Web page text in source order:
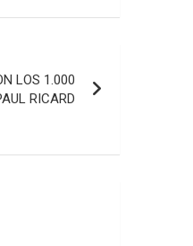
LOS 1.000
RICARD